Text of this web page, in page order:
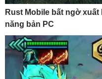
Rust Mobile bất ngờ
năng bản PC